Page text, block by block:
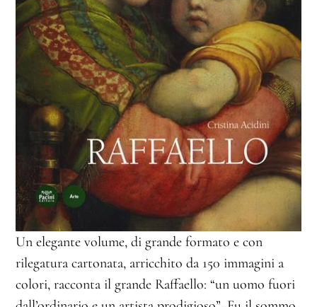
Un elegante volume, di grande formato e con
rilegatura cartonata, arricchito da 150 immagini a
colori, racconta il grande Raffaello: “un uomo fuori